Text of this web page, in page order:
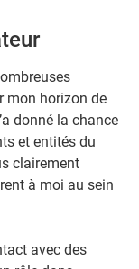
mon horizon de
donné la chance
et entités du
clairement
à moi au sein
avec des